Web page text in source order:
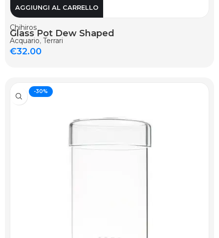
AGGIUNGI AL CARRELLO
Chihiros
Glass Pot Dew Shaped
Acquario, Terrari
€32.00
-30%